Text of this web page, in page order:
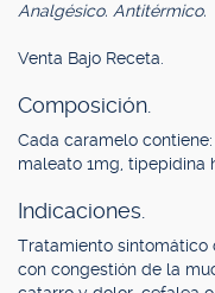
Analgésico. Antitérmico.
Venta Bajo Receta.
Composición.
Cada caramelo
maleato 1mg, tipepidina
Indicaciones.
Tratamiento sintomático
con congestión de la